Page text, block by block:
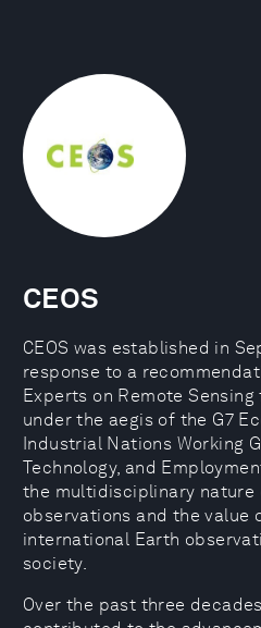
CEOS
CEOS was established in
response to a
Experts on Remote
under the aegis of the G7
Industrial Nations Working
Technology, and
the multidisciplinary nature
observations and the value
international Earth
society.
Over the past three